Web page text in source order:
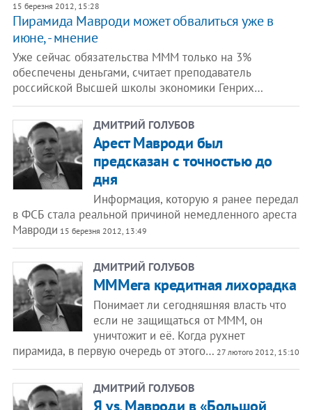
15 березня 2012, 15:28
Пирамида Мавроди может обвалиться уже в
июне, - мнение
Уже сейчас обязательства МММ только на 3%
обеспечены деньгами, считает преподаватель
российской Высшей школы экономики Генрих…
ДМИТРИЙ ГОЛУБОВ
Арест Мавроди был
предсказан с точностью до
дня
Информация, которую я ранее передал
в ФСБ стала реальной причиной немедленного ареста
Мавроди 15 березня 2012, 13:49
ДМИТРИЙ ГОЛУБОВ
МММега кредитная лихорадка
Понимает ли сегодняшняя власть что
если не защищаться от МММ, он
уничтожит и её. Когда рухнет
пирамида, в первую очередь от этого… 27 лютого 2012, 15:10
ДМИТРИЙ ГОЛУБОВ
Я vs. Мавроди в «Большой